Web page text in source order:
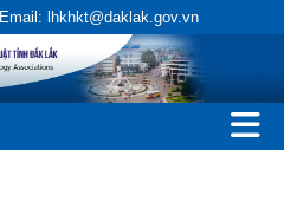
Email: lhkhkt@daklak.gov.vn